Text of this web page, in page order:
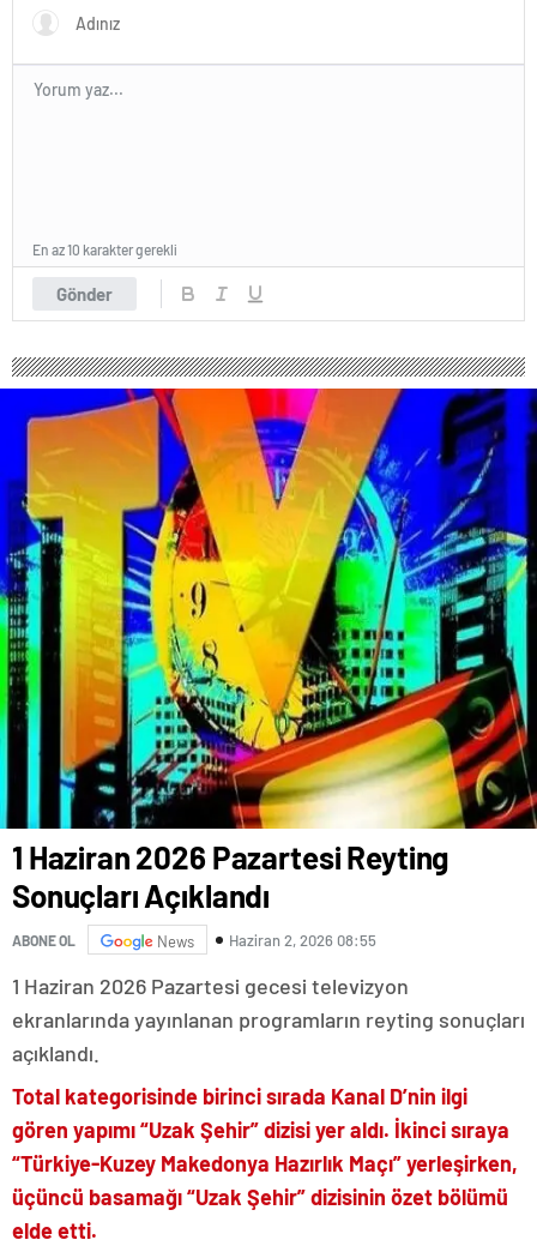
Gönder
En az 10 karakter gerekli
1 Haziran 2026 Pazartesi Reyting
Sonuçları Açıklandı
ABONE OL News Haziran 2, 2026 08:55
1 Haziran 2026 Pazartesi gecesi televizyon
ekranlarında yayınlanan programların reyting sonuçları
açıklandı.
Total kategorisinde birinci sırada Kanal D’nin ilgi
gören yapımı “Uzak Şehir” dizisi yer aldı. İkinci sıraya
“Türkiye-Kuzey Makedonya Hazırlık Maçı” yerleşirken,
üçüncü basamağı “Uzak Şehir” dizisinin özet bölümü
elde etti.